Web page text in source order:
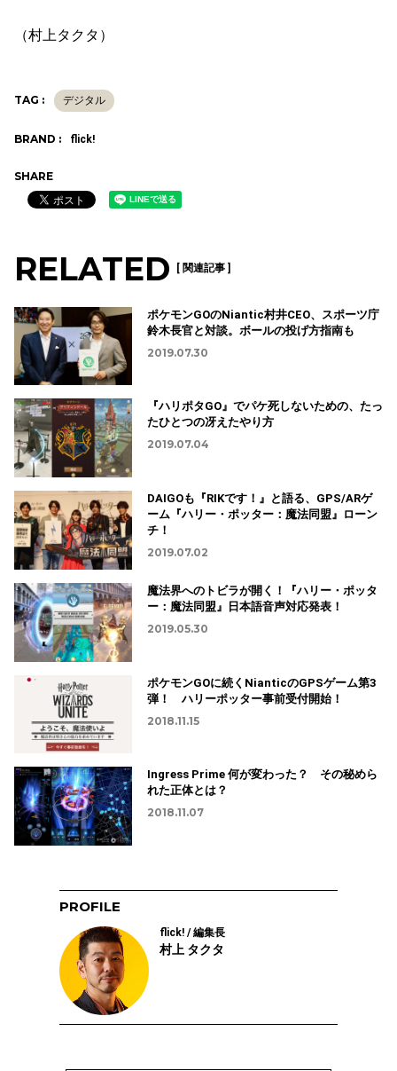
（村上タクタ）
TAG : デジタル
BRAND : flick!
SHARE
RELATED [ 関連記事 ]
ポケモンGOのNiantic村井CEO、スポーツ庁
鈴木長官と対談。ボールの投げ方指南も
2019.07.30
『ハリポタGO』でパケ死しないための、たっ
たひとつの冴えたやり方
2019.07.04
DAIGOも『RIKです！』と語る、GPS/ARゲ
ーム『ハリー・ポッター：魔法同盟』ローン
チ！
2019.07.02
魔法界へのトビラが開く！『ハリー・ポッタ
ー：魔法同盟』日本語音声対応発表！
2019.05.30
ポケモンGOに続くNianticのGPSゲーム第3
弾！ ハリーポッター事前受付開始！
2018.11.15
Ingress Prime 何が変わった？ その秘めら
れた正体とは？
2018.11.07
PROFILE
flick! / 編集長
村上 タクタ